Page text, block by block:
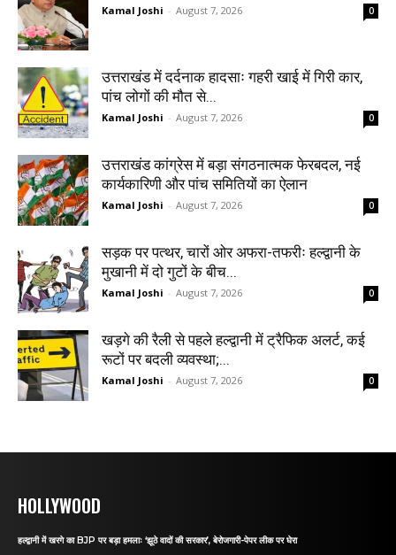
Kamal Joshi - August 7, 2026 0
उत्तराखंड में दर्दनाक हादसाः गहरी खाई में गिरी कार,
पांच लोगों की मौत से...
Kamal Joshi - August 7, 2026 0
उत्तराखंड कांग्रेस में बड़ा संगठनात्मक फेरबदल, नई
कार्यकारिणी और पांच समितियों का ऐलान
Kamal Joshi - August 7, 2026 0
सड़क पर पत्थर, चारों ओर अफरा-तफरीः हल्द्वानी के
मुखानी में दो गुटों के बीच...
Kamal Joshi - August 7, 2026 0
खड़गे की रैली से पहले हल्द्वानी में ट्रैफिक अलर्ट, कई
रूटों पर बदली व्यवस्था;...
Kamal Joshi - August 7, 2026 0
HOLLYWOOD
हल्द्वानी में खरगे का BJP पर बड़ा हमलाः ‘झूठे वादों की सरकार’, बेरोजगारी-पेपर लीक पर घेरा